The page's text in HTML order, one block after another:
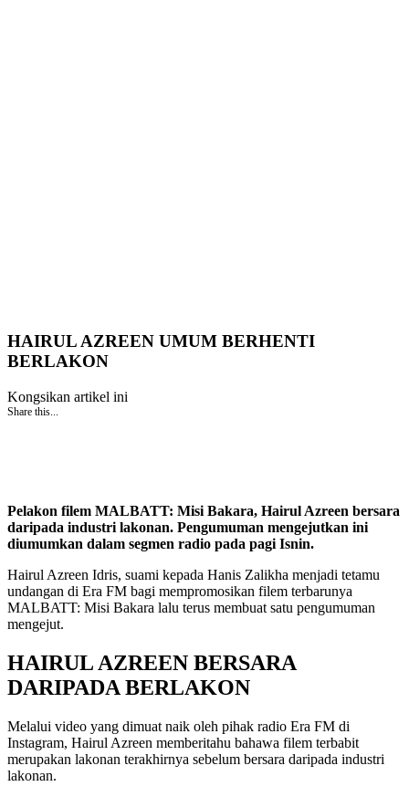
HAIRUL AZREEN UMUM BERHENTI
BERLAKON
Kongsikan artikel ini
Share this...
Pelakon filem MALBATT: Misi Bakara, Hairul Azreen bersara
daripada industri lakonan. Pengumuman mengejutkan ini
diumumkan dalam segmen radio pada pagi Isnin.
Hairul Azreen Idris, suami kepada Hanis Zalikha menjadi tetamu
undangan di Era FM bagi mempromosikan filem terbarunya
MALBATT: Misi Bakara lalu terus membuat satu pengumuman
mengejut.
HAIRUL AZREEN BERSARA
DARIPADA BERLAKON
Melalui video yang dimuat naik oleh pihak radio Era FM di
Instagram, Hairul Azreen memberitahu bahawa filem terbabit
merupakan lakonan terakhirnya sebelum bersara daripada industri
lakonan.